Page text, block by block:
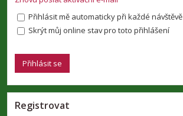
Přihlásit mě automaticky při každé návštěvě
Skrýt můj online stav pro toto přihlášení
Registrovat